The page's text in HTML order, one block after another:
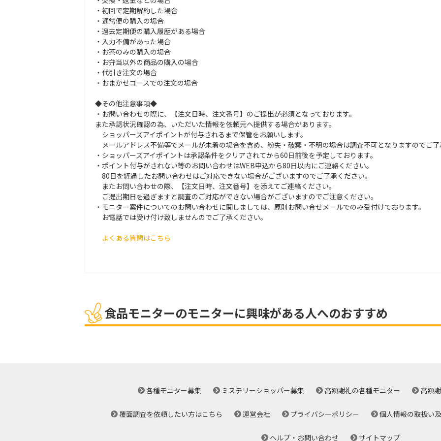
・初回で定期解約した場合
・通常便の購入の場合
・過去定期便の購入履歴がある場合
・入力不備があった場合
・お茶のみの購入の場合
・お弁当以外の商品の購入の場合
・代引き注文の場合
・おまかせコースでの注文の場合
◆その他注意事項◆
・お問い合わせの際に、【注文日時、注文番号】のご提出が必須となっております。
また承認状況確認の為、いただいた情報を依頼元へ提供する場合があります。
ショッパーズアイポイントが付与されるまで保管をお願いします。
メールアドレス不備等でメールが未着の場合を含め、紛失・破棄・不明の場合は調査不可となりますのでご了
・ショッパーズアイポイントは承認条件をクリアされてから60日前後を予定しております。
・ポイント付与がされない等のお問い合わせはWEB申込から80日以内にご連絡ください。
80日を経過したお問い合わせはご対応できない場合がございますのでご了承ください。
またお問い合わせの際、【注文日時、注文番号】を添えてご連絡ください。
ご提出期日を過ぎますと調査のご対応ができない場合がございますのでご注意ください。
・モニター案件についてのお問い合わせに関しましては、原則お問い合せメールでのみ受付けております。
お電話では受け付け致しませんのでご了承ください。
よくある質問はこちら
食品モニターのモニターに興味がある人へのおすすめ
各種モニター募集 ミステリーショッパー募集 高額謝礼の各種モニター 高額
覆面調査を依頼したい方はこちら 運営会社 プライバシーポリシー 個人情報の取扱い
ヘルプ・お問い合わせ サイトマップ